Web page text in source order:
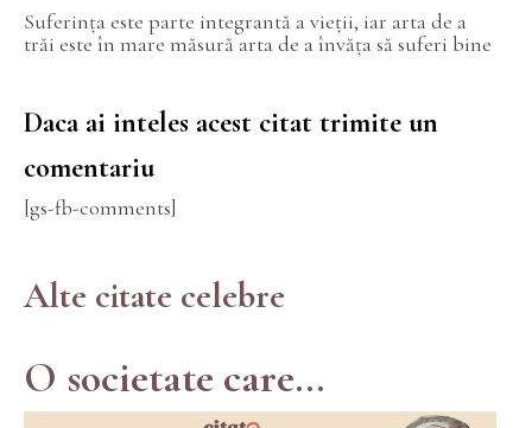
Suferința este parte integrantă a vieții, iar arta de a
trăi este în mare măsură arta de a învăța să suferi bine
Daca ai inteles acest citat trimite un
comentariu
[gs-fb-comments]
Alte citate celebre
O societate care...